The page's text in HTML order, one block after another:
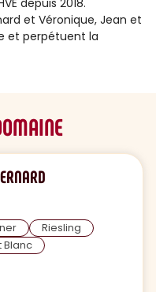
depuis 2018.
et Véronique, Jean et
et perpétuent la
Riesling
Blanc